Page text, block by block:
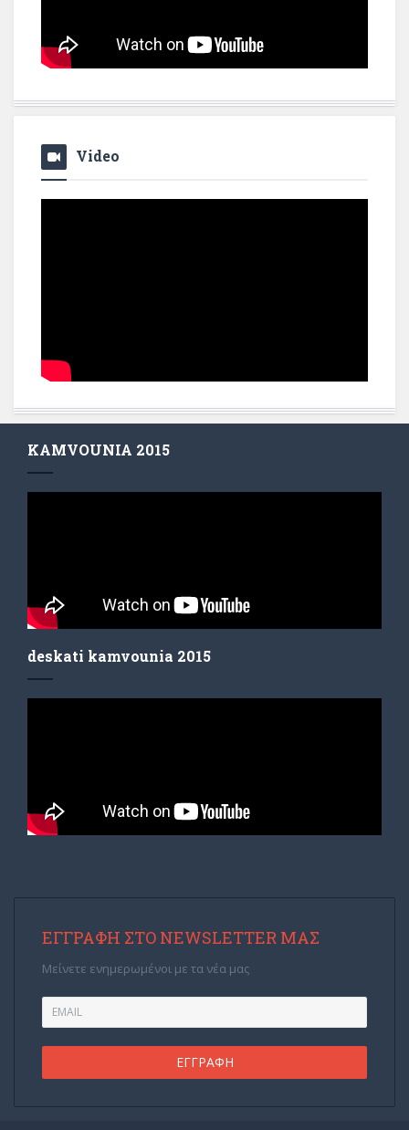
Video
KAMVOUNIA 2015
deskati kamvounia 2015
ΕΓΓΡΑΦΉ ΣΤΟ NEWSLETTER ΜΑΣ
Μείνετε ενημερωμένοι με τα νέα μας